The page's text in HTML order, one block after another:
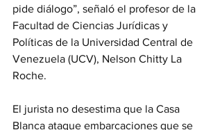
pide diálogo”, señaló el profesor de la
Facultad de Ciencias Jurídicas y
Políticas de la Universidad Central de
Venezuela (UCV), Nelson Chitty La
Roche.
El jurista no desestima que la Casa
Blanca ataque embarcaciones que se